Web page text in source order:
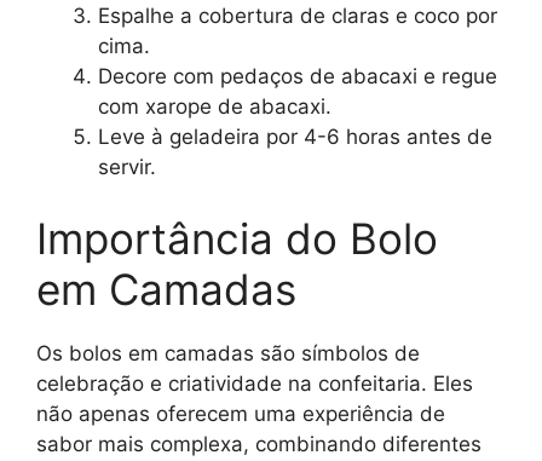
Espalhe a cobertura de claras e coco por
cima.
Decore com pedaços de abacaxi e regue
com xarope de abacaxi.
Leve à geladeira por 4-6 horas antes de
servir.
Importância do Bolo
em Camadas
Os bolos em camadas são símbolos de
celebração e criatividade na confeitaria. Eles
não apenas oferecem uma experiência de
sabor mais complexa, combinando diferentes